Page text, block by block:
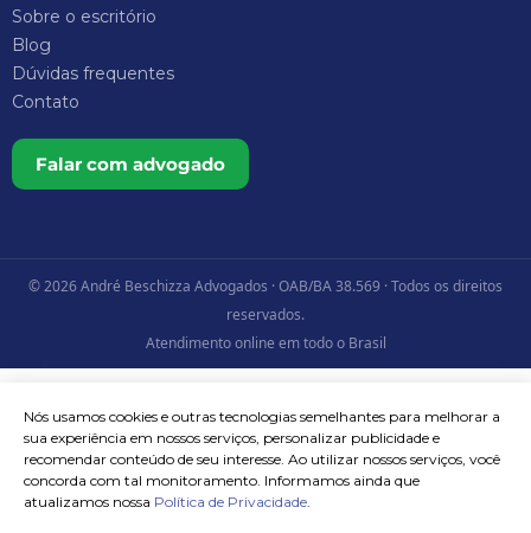
Sobre o escritório
Blog
Dúvidas frequentes
Contato
Falar com advogado
© 2026 André Beschizza Advogados · OAB/BA 38.569 · Todos os direitos
reservados.
Atendimento online em todo o Brasil
Nós usamos cookies e outras tecnologias semelhantes para melhorar a
sua experiência em nossos serviços, personalizar publicidade e
recomendar conteúdo de seu interesse. Ao utilizar nossos serviços, você
concorda com tal monitoramento. Informamos ainda que
atualizamos nossa Política de Privacidade